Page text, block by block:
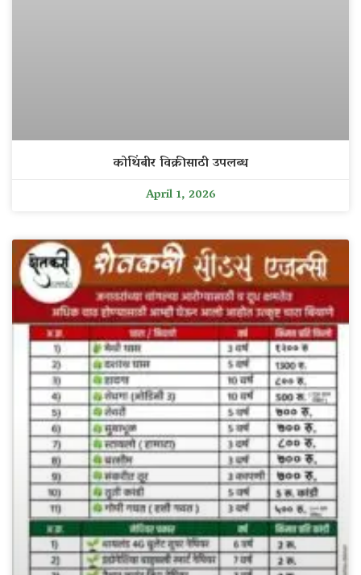
कोथिंबीर विक्रीसाठी उपलब्ध
April 1, 2026